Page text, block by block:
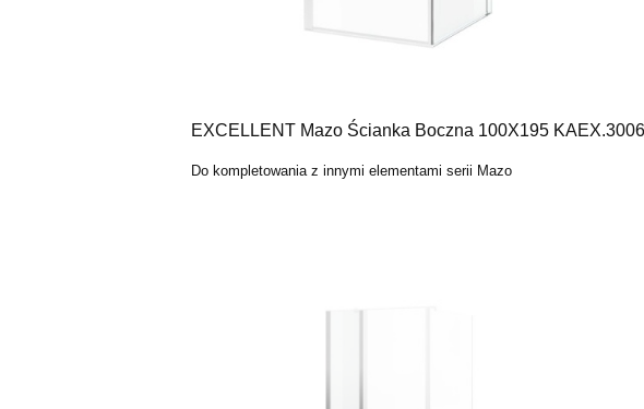
EXCELLENT Mazo Ścianka Boczna 100X195
Do kompletowania z innymi elementami serii Mazo